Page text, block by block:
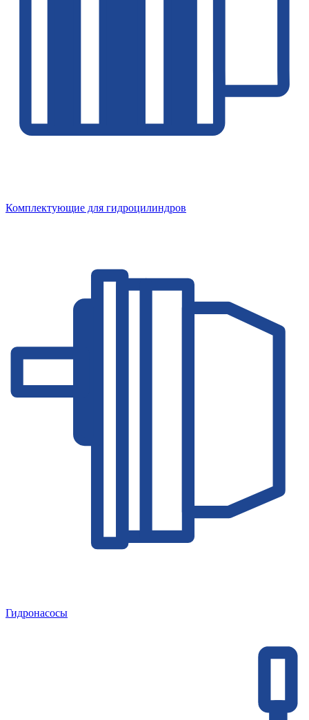
Комплектующие для гидроцилиндров
Гидронасосы